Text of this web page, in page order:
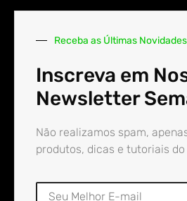
Receba as Últimas Novidades
Inscreva em
Newsletter
Não realizamos spam,
produtos, dicas e tutoriais